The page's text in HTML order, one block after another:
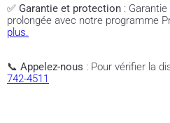
✅ Garantie et protection :
prolongée avec notre programme
plus.
📞 Appelez-nous : Pour vérifier la
742-4511